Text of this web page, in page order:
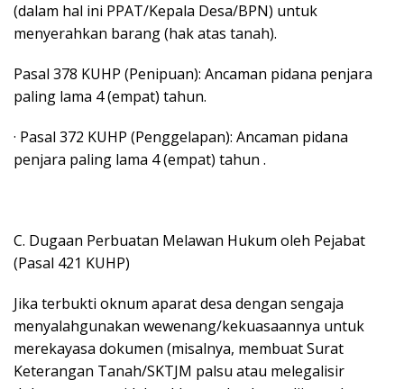
(dalam hal ini PPAT/Kepala Desa/BPN) untuk
menyerahkan barang (hak atas tanah).
Pasal 378 KUHP (Penipuan): Ancaman pidana penjara
paling lama 4 (empat) tahun.
· Pasal 372 KUHP (Penggelapan): Ancaman pidana
penjara paling lama 4 (empat) tahun .
C. Dugaan Perbuatan Melawan Hukum oleh Pejabat
(Pasal 421 KUHP)
Jika terbukti oknum aparat desa dengan sengaja
menyalahgunakan wewenang/kekuasaannya untuk
merekayasa dokumen (misalnya, membuat Surat
Keterangan Tanah/SKTJM palsu atau melegalisir